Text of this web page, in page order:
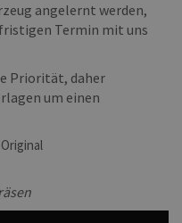
angelernt werden,
Termin mit uns
Priorität, daher
um einen